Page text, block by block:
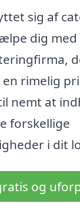
sig af
dig
rimelig
nemt at
forskellige
i dit
og